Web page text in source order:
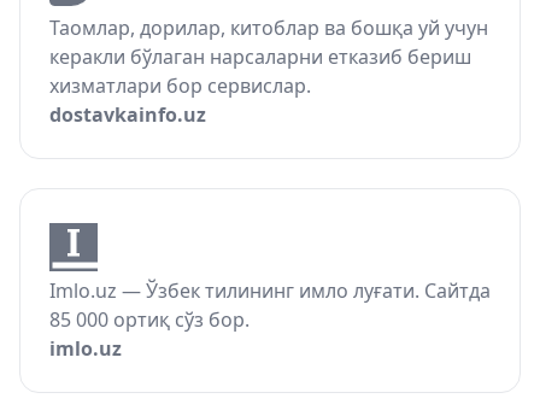
Таомлар, дорилар, китоблар ва бошқа уй учун
керакли бўлаган нарсаларни етказиб бериш
хизматлари бор сервислар.
dostavkainfo.uz
Imlo.uz — Ўзбек тилининг имло луғати. Сайтда
85 000 ортиқ сўз бор.
imlo.uz